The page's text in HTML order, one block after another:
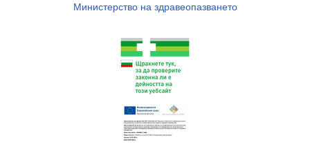
Министерство на здравеопазването